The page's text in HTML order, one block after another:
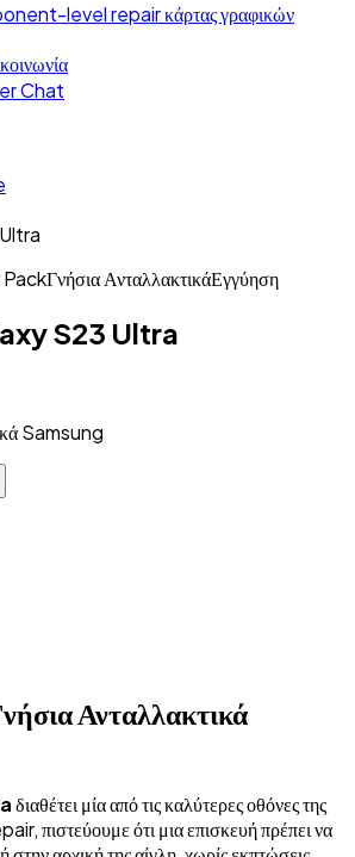
level repair κάρτας γραφικών
Chat
Γνήσια ΑνταλλακτικάΕγγύηση
S23 Ultra
Samsung
Ανταλλακτικά
διαθέτει μία από τις καλύτερες οθόνες της
πιστεύουμε ότι μια επισκευή πρέπει να